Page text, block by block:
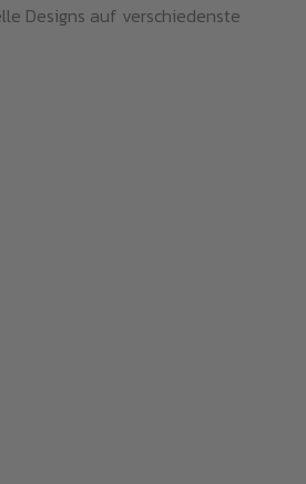
Designs auf verschiedenste